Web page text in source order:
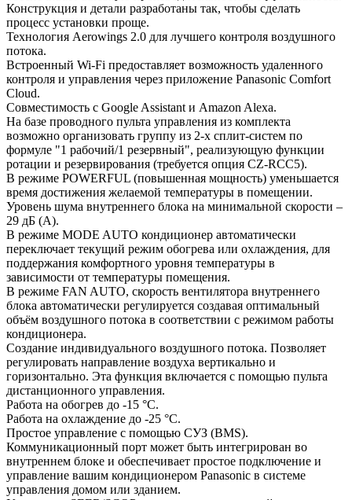
Конструкция и детали разработаны так, чтобы сделать
процесс установки проще.
Технология Aerowings 2.0 для лучшего контроля воздушного
потока.
Встроенный Wi-Fi предоставляет возможность удаленного
контроля и управления через приложение Panasonic Comfort
Cloud.
Совместимость с Google Assistant и Amazon Alexa.
На базе проводного пульта управления из комплекта
возможно организовать группу из 2-х сплит-систем по
формуле "1 рабочий/1 резервный", реализующую функции
ротации и резервирования (требуется опция CZ-RCC5).
В режиме POWERFUL (повышенная мощность) уменьшается
время достижения желаемой температуры в помещении.
Уровень шума внутреннего блока на минимальной скорости –
29 дБ (А).
В режиме MODE AUTO кондиционер автоматически
переключает текущий режим обогрева или охлаждения, для
поддержания комфортного уровня температуры в
зависимости от температуры помещения.
В режиме FAN AUTO, скорость вентилятора внутреннего
блока автоматически регулируется создавая оптимальный
объём воздушного потока в соответствии с режимом работы
кондиционера.
Создание индивидуального воздушного потока. Позволяет
регулировать направление воздуха вертикально и
горизонтально. Эта функция включается с помощью пульта
дистанционного управления.
Работа на обогрев до -15 °С.
Работа на охлаждение до -25 °С.
Простое управление с помощью СУЗ (BMS).
Коммуникационный порт может быть интегрирован во
внутреннем блоке и обеспечивает простое подключение и
управление вашим кондиционером Panasonic в системе
управления домом или зданием.